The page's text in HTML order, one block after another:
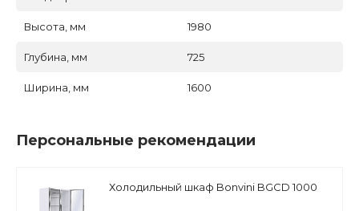
Высота, мм 1980
Глубина, мм 725
Ширина, мм 1600
Персональные рекомендации
Холодильный шкаф Bonvini BGCD 1000